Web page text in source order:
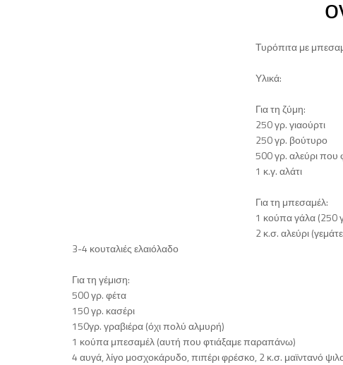
Τυρόπιτα με
Υλικά:
Για τη ζύμη:
250 γρ. γιαούρτι
250 γρ. βούτυρο
500 γρ. αλεύρι που
1 κ.γ. αλάτι
Για τη μπεσαμέλ:
1 κούπα γάλα (250
2 κ.σ. αλεύρι
3-4 κουταλιές ελαιόλαδο
Για τη γέμιση:
500 γρ. φέτα
150 γρ. κασέρι
150γρ. γραβιέρα (όχι πολύ αλμυρή)
1 κούπα μπεσαμέλ (αυτή που φτιάξαμε παραπάνω)
4 αυγά, λίγο μοσχοκάρυδο, πιπέρι φρέσκο, 2 κ.σ. μαϊντανό